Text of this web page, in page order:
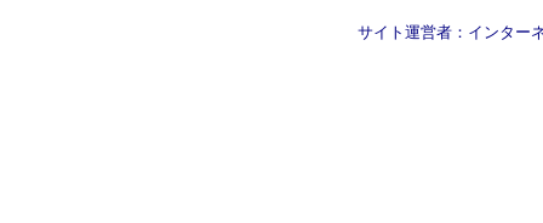
サイト運営者： インター